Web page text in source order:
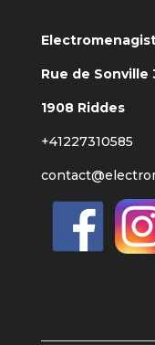
Rue de Sonville
1908 Riddes
+41227310585